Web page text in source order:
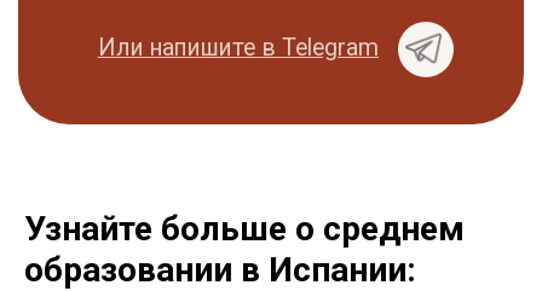
Узнайте больше о среднем
образовании в Испании: